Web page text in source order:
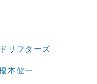
リフターズ
本健一